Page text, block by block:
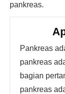
pankreas.
Pankreas
pankreas
bagian
pankreas